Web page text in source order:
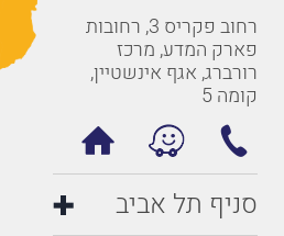
רחוב פקריס 3, רחובות
פארק המדע, מרכז
רורברג, אגף אינשטיין,
קומה 5
סניף תל אביב